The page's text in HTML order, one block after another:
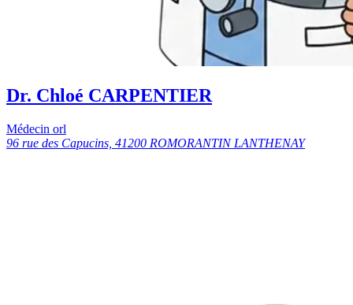
Dr. Chloé CARPENTIER
Médecin orl
96 rue des Capucins, 41200 ROMORANTIN LANTHENAY